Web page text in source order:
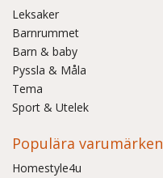
Leksaker
Barnrummet
Barn & baby
Pyssla & Måla
Tema
Sport & Utelek
Populära varumärken
Homestyle4u